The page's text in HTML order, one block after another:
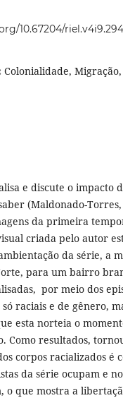
10.67204/
Colonialidade,
e discute o impacto
(Maldonado-
da primeira
criada pelo autor
da série, a
para um bairro
por meio dos
raciais e de gênero,
esta norteia o
Como resultados,
corpos racializados é
da série ocupam e
o que mostra a